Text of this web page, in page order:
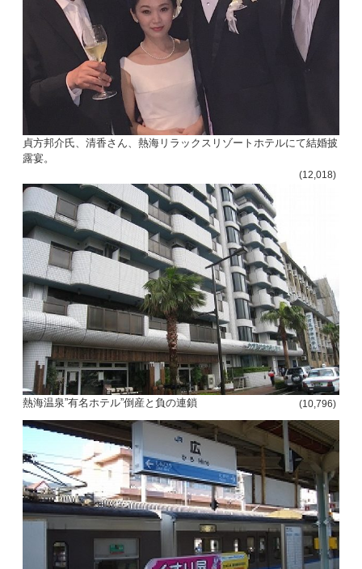
貞方邦介氏、清香さん、熱海リラックスリゾートホテルにて結婚披
露宴。
(12,018)
熱海温泉”有名ホテル”倒産と負の連鎖 (10,796)